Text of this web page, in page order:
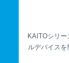
KAITOシリ
ルデバイス